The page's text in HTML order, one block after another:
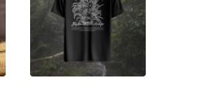
página